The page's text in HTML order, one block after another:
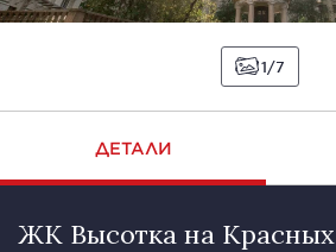
1 7
ДЕТАЛИ
ЖК Высотка на Красных